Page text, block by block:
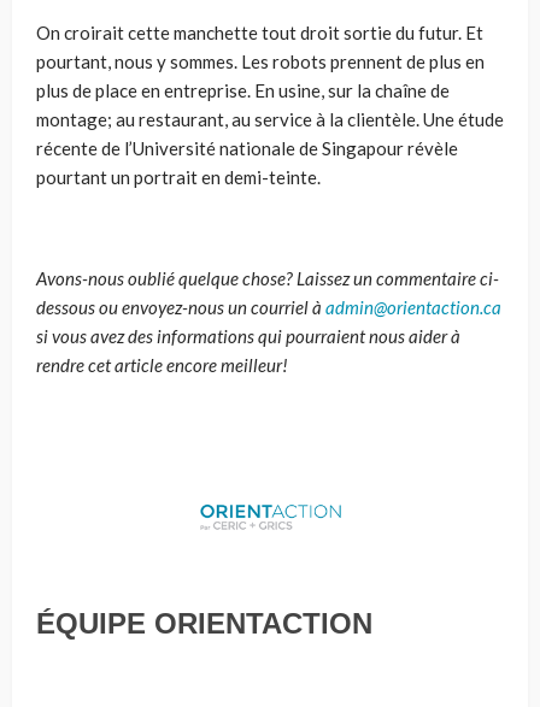
On croirait cette manchette tout droit sortie du futur. Et
pourtant, nous y sommes. Les robots prennent de plus en
plus de place en entreprise. En usine, sur la chaîne de
montage; au restaurant, au service à la clientèle. Une étude
récente de l’Université nationale de Singapour révèle
pourtant un portrait en demi-teinte.
Avons-nous oublié quelque chose? Laissez un commentaire ci-
dessous ou envoyez-nous un courriel à admin@orientaction.ca
si vous avez des informations qui pourraient nous aider à
rendre cet article encore meilleur!
ÉQUIPE ORIENTACTION